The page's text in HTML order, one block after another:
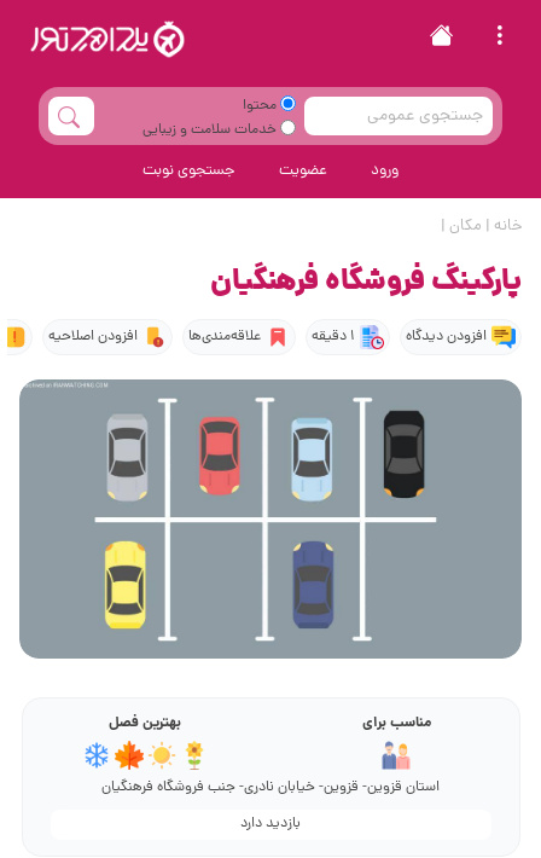
محتوا
خدمات سلامت و زیبایی
ورود عضویت جستجوی نوبت
خانه | مکان |
پارکینگ فروشگاه فرهنگیان
افزودن دیدگاه 1 دقیقه علاقه‌مندی‌ها افزودن اصلاحیه
مناسب برای بهترین فصل
استان قزوین- قزوین- خیابان نادری- جنب فروشگاه فرهنگیان
بازدید دارد